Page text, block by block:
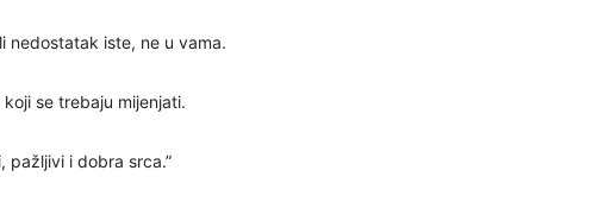
nedostatak iste, ne u vama.
se trebaju mijenjati.
pažljivi i dobra srca.”